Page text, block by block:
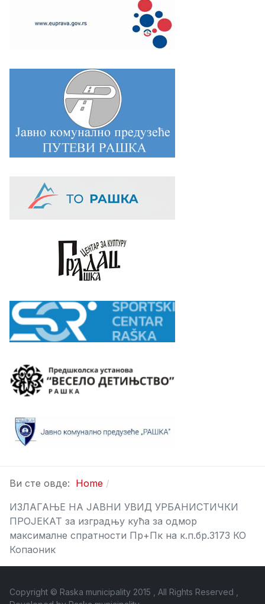
Ви сте овде: Home
ИЗЛАГАЊЕ НА ЈАВНИ УВИД УРБАНИСТИЧКИ
ПРОЈЕКАТ за изградњу кућа за одмор
максималне спратности Пр+Пк на к.п.бр.3173 КО
Копаоник
Copyright © Raska municipality 2015 , All Rights Reserved ,